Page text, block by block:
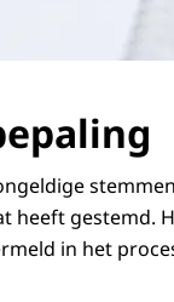
heeft gestemd.
in het